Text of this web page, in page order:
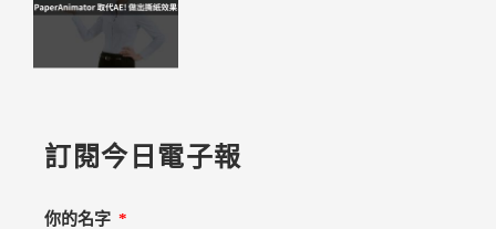
訂閱今日電子報
你的名字